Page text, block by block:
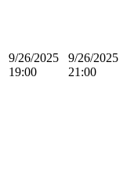
9/26/2025
19:00
9/26/2025
21:00